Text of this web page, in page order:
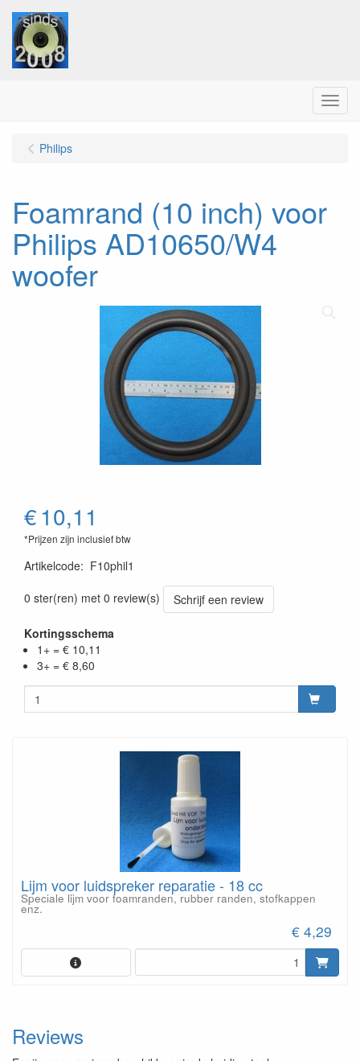
Menu
Philips
Foamrand (10 inch) voor
Philips AD10650/W4
woofer
€10,11
*Prijzen zijn inclusief btw
Artikelcode: F10phil1
0 ster(ren) met 0 review(s)
Schrijf een review
Kortingsschema
1+ = € 10,11
3+ = € 8,60
Lijm voor luidspreker reparatie - 18 cc
Speciale lijm voor foamranden, rubber randen, stofkappen
enz.
€ 4,29
Reviews